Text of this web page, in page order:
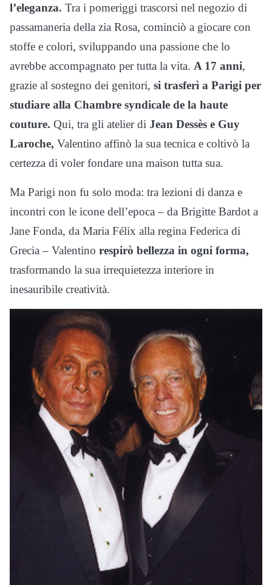
l’eleganza. Tra i pomeriggi trascorsi nel negozio di
passamaneria della zia Rosa, cominciò a giocare con
stoffe e colori, sviluppando una passione che lo
avrebbe accompagnato per tutta la vita. A 17 anni,
grazie al sostegno dei genitori, si trasferì a Parigi per
studiare alla Chambre syndicale de la haute
couture. Qui, tra gli atelier di Jean Dessès e Guy
Laroche, Valentino affinò la sua tecnica e coltivò la
certezza di voler fondare una maison tutta sua.
Ma Parigi non fu solo moda: tra lezioni di danza e
incontri con le icone dell’epoca – da Brigitte Bardot a
Jane Fonda, da Maria Félix alla regina Federica di
Grecia – Valentino respirò bellezza in ogni forma,
trasformando la sua irrequietezza interiore in
inesauribile creatività.